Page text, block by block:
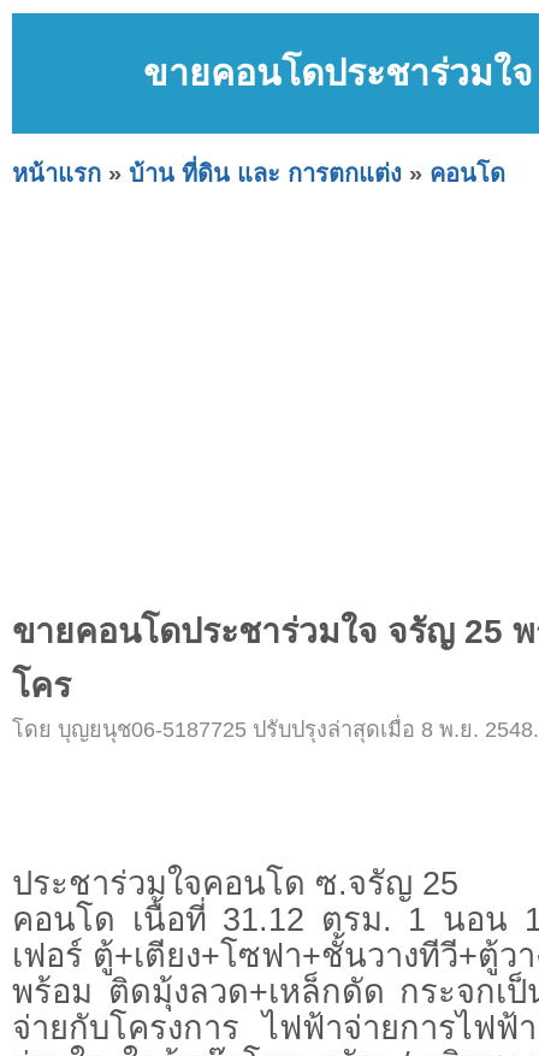
ขายคอนโดประชาร่วมใ
หน้าแรก » บ้าน ที่ดิน และ การตกแต่ง » คอนโด
ขายคอนโดประชาร่วมใจ จรัญ 25
โคร
โดย บุญยนุช06-5187725 ปรับปรุงล่าสุดเมื่อ 8 พ.ย. 2548.
ประชาร่วมใจคอนโด ซ.จรัญ 25
คอนโด เนื้อที่ 31.12 ตรม. 1 นอน
เฟอร์ ตู้+เตียง+โซฟา+ชั้นวางทีวี+ตู้วา
พร้อม ติดมุ้งลวด+เหล็กดัด กระจกเ
จ่ายกับโครงการ ไฟฟ้าจ่ายการไฟ